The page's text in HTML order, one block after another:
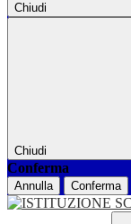
Chiudi
Chiudi
Conferma
Annulla Conferma